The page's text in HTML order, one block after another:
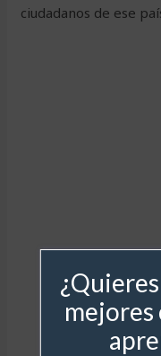
ciudadanos de ese
mejores